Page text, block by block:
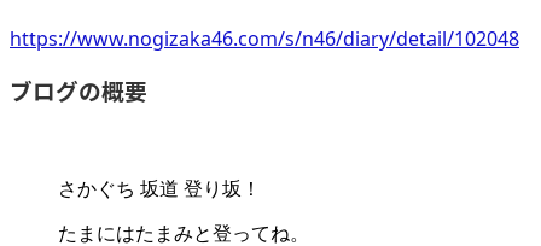
https://www.nogizaka46.com/s/n46/diary/detail/102048
ブログの概要
さかぐち 坂道 登り坂！
たまにはたまみと登ってね。